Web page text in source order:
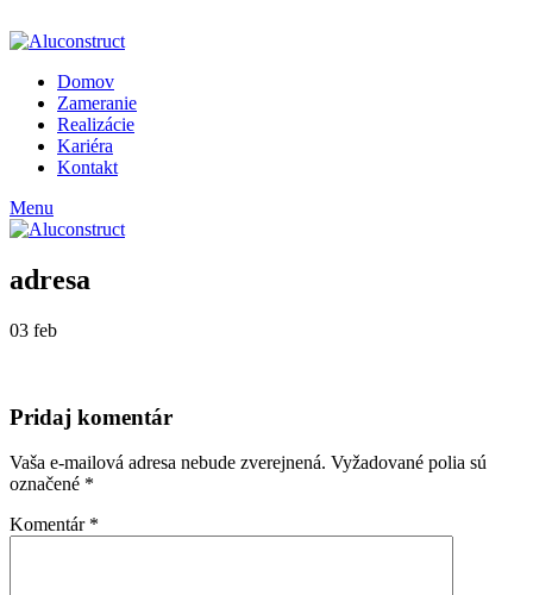
Domov
Zameranie
Realizácie
Kariéra
Kontakt
Menu
adresa
03 feb
Pridaj komentár
Vaša e-mailová adresa nebude zverejnená. Vyžadované polia sú
označené *
Komentár *